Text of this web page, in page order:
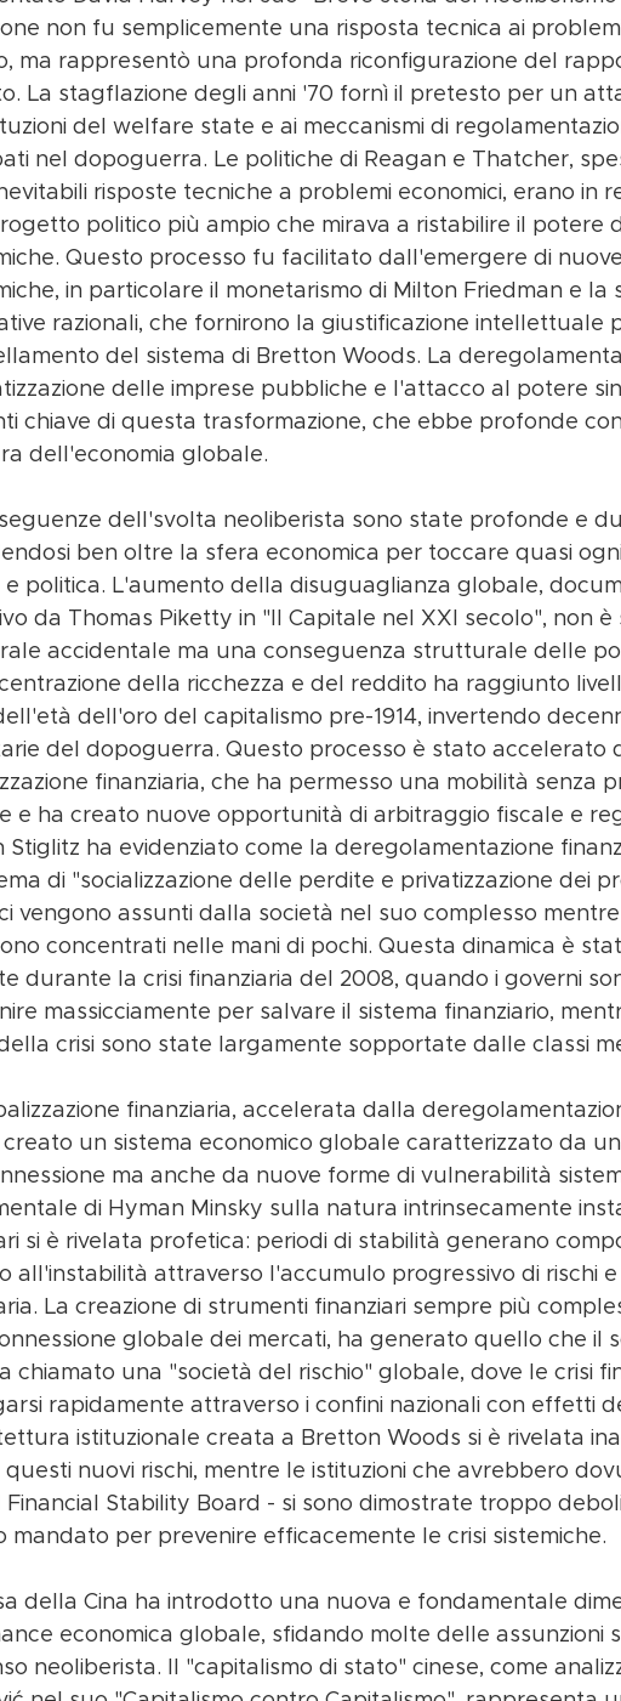
non fu semplicemente una risposta tecnica ai
ma rappresentò una profonda riconfigurazione del
La stagflazione degli anni '70 fornì il pretesto per un
del welfare state e ai meccanismi di
nel dopoguerra. Le politiche di Reagan e Thatcher,
risposte tecniche a problemi economici, erano in
politico più ampio che mirava a ristabilire il potere
Questo processo fu facilitato dall'emergere di
in particolare il monetarismo di Milton Friedman e la
razionali, che fornirono la giustificazione intellettuale
del sistema di Bretton Woods. La
delle imprese pubbliche e l'attacco al potere
chiave di questa trasformazione, che ebbe profonde
dell'economia globale.
dell'svolta neoliberista sono state profonde e
ben oltre la sfera economica per toccare quasi
e politica. L'aumento della disuguaglianza globale,
da Thomas Piketty in "Il Capitale nel XXI secolo", non
accidentale ma una conseguenza strutturale delle
della ricchezza e del reddito ha raggiunto
dell'oro del capitalismo pre-1914, invertendo
del dopoguerra. Questo processo è stato accelerato
finanziaria, che ha permesso una mobilità senza
e ha creato nuove opportunità di arbitraggio fiscale e
Stiglitz ha evidenziato come la deregolamentazione
di "socializzazione delle perdite e privatizzazione dei
vengono assunti dalla società nel suo complesso
concentrati nelle mani di pochi. Questa dinamica è
durante la crisi finanziaria del 2008, quando i governi
massicciamente per salvare il sistema finanziario,
crisi sono state largamente sopportate dalle classi
finanziaria, accelerata dalla
creato un sistema economico globale caratterizzato da
ma anche da nuove forme di vulnerabilità
di Hyman Minsky sulla natura intrinsecamente
si è rivelata profetica: periodi di stabilità generano
all'instabilità attraverso l'accumulo progressivo di rischi e
La creazione di strumenti finanziari sempre più
globale dei mercati, ha generato quello che il
chiamato una "società del rischio" globale, dove le crisi
rapidamente attraverso i confini nazionali con effetti
istituzionale creata a Bretton Woods si è rivelata
questi nuovi rischi, mentre le istituzioni che avrebbero
Financial Stability Board - si sono dimostrate troppo
mandato per prevenire efficacemente le crisi sistemiche.
della Cina ha introdotto una nuova e fondamentale
economica globale, sfidando molte delle assunzioni
neoliberista. Il "capitalismo di stato" cinese, come